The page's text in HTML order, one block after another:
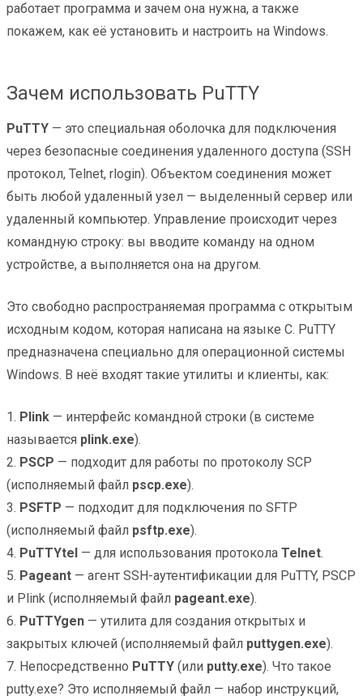
работает программа и зачем она нужна, а также
покажем, как её установить и настроить на Windows.
Зачем использовать PuTTY
PuTTY — это специальная оболочка для подключения
через безопасные соединения удаленного доступа (SSH
протокол, Telnet, rlogin). Объектом соединения может
быть любой удаленный узел — выделенный сервер или
удаленный компьютер. Управление происходит через
командную строку: вы вводите команду на одном
устройстве, а выполняется она на другом.
Это свободно распространяемая программа с открытым
исходным кодом, которая написана на языке С. PuTTY
предназначена специально для операционной системы
Windows. В неё входят такие утилиты и клиенты, как:
1. Plink — интерфейс командной строки (в системе
называется plink.exe).
2. PSCP — подходит для работы по протоколу SCP
(исполняемый файл pscp.exe).
3. PSFTP — подходит для подключения по SFTP
(исполняемый файл psftp.exe).
4. PuTTYtel — для использования протокола Telnet.
5. Pageant — агент SSH-аутентификации для PuTTY, PSCP
и Plink (исполняемый файл pageant.exe).
6. PuTTYgen — утилита для создания открытых и
закрытых ключей (исполняемый файл puttygen.exe).
7. Непосредственно PuTTY (или putty.exe). Что такое
putty.exe? Это исполняемый файл — набор инструкций,